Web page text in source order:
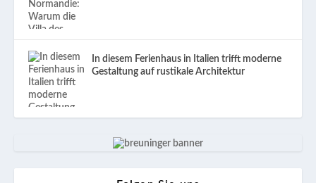
In diesem Ferienhaus in Italien trifft moderne
Gestaltung auf rustikale Architektur